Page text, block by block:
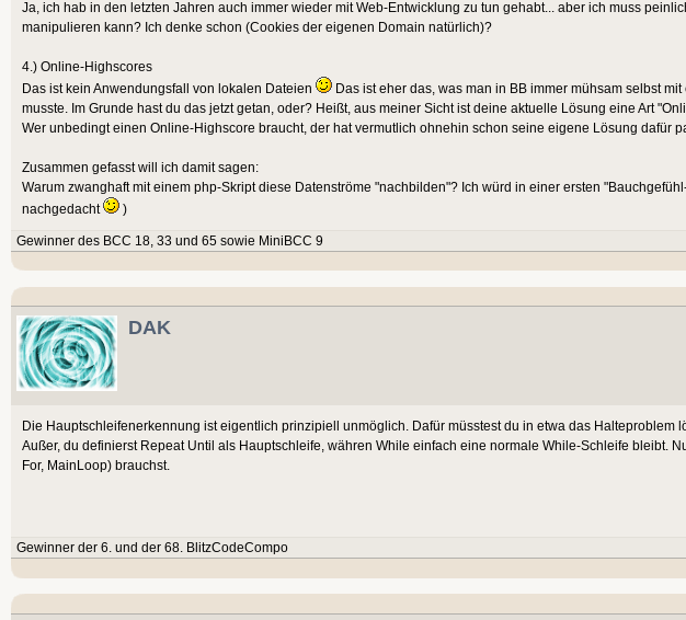
Ja, ich hab in den letzten Jahren auch immer wieder mit Web-Entwicklung zu tun gehabt... aber ich muss
manipulieren kann? Ich denke schon (Cookies der eigenen Domain natürlich)?
4.) Online-Highscores
Das ist kein Anwendungsfall von lokalen Dateien
Das ist eher das, was man in BB immer mühsam selbst
musste. Im Grunde hast du das jetzt getan, oder? Heißt, aus meiner Sicht ist deine aktuelle Lösung eine Art
Wer unbedingt einen Online-Highscore braucht, der hat vermutlich ohnehin schon seine eigene Lösung dafür
Zusammen gefasst will ich damit sagen:
Warum zwanghaft mit einem php-Skript diese Datenströme "nachbilden"? Ich würd in einer ersten
nachgedacht
)
Gewinner des BCC 18, 33 und 65 sowie MiniBCC 9
DAK
Die Hauptschleifenerkennung ist eigentlich prinzipiell unmöglich. Dafür müsstest du in etwa das Halteproblem
Außer, du definierst Repeat Until als Hauptschleife, währen While einfach eine normale While-Schleife bleibt.
For, MainLoop) brauchst.
Gewinner der 6. und der 68. BlitzCodeCompo